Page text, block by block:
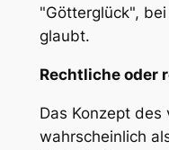
"Götterglück",
glaubt.
Rechtliche oder
Das Konzept des
wahrscheinlich